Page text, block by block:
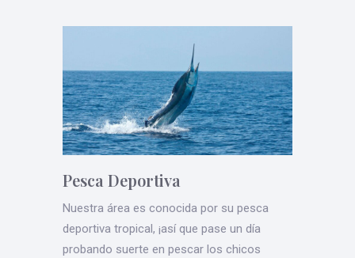
Pesca Deportiva
Nuestra área es conocida por su pesca
deportiva tropical, ¡así que pase un día
probando suerte en pescar los chicos